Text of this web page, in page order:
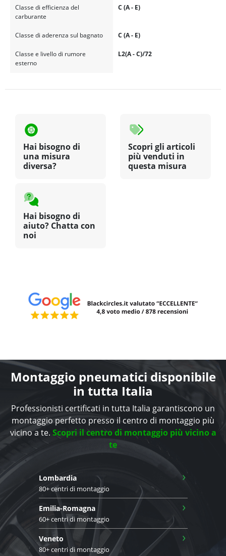
Classe di efficienza del
carburante
C (A - E)
Classe di aderenza sul bagnato C (A - E)
Classe e livello di rumore
esterno
L2(A - C)/72
Hai bisogno di
una misura
diversa?
Scopri gli articoli
più venduti in
questa misura
Hai bisogno di
aiuto? Chatta con
noi
Montaggio pneumatici disponibile
in tutta Italia
Professionisti certificati in tutta Italia garantiscono un
montaggio perfetto presso il centro di montaggio più
vicino a te. Scopri il centro di montaggio più vicino a
te
Lombardia
80+ centri di montaggio
›
Emilia-Romagna
60+ centri di montaggio
›
Veneto
80+ centri di montaggio
›